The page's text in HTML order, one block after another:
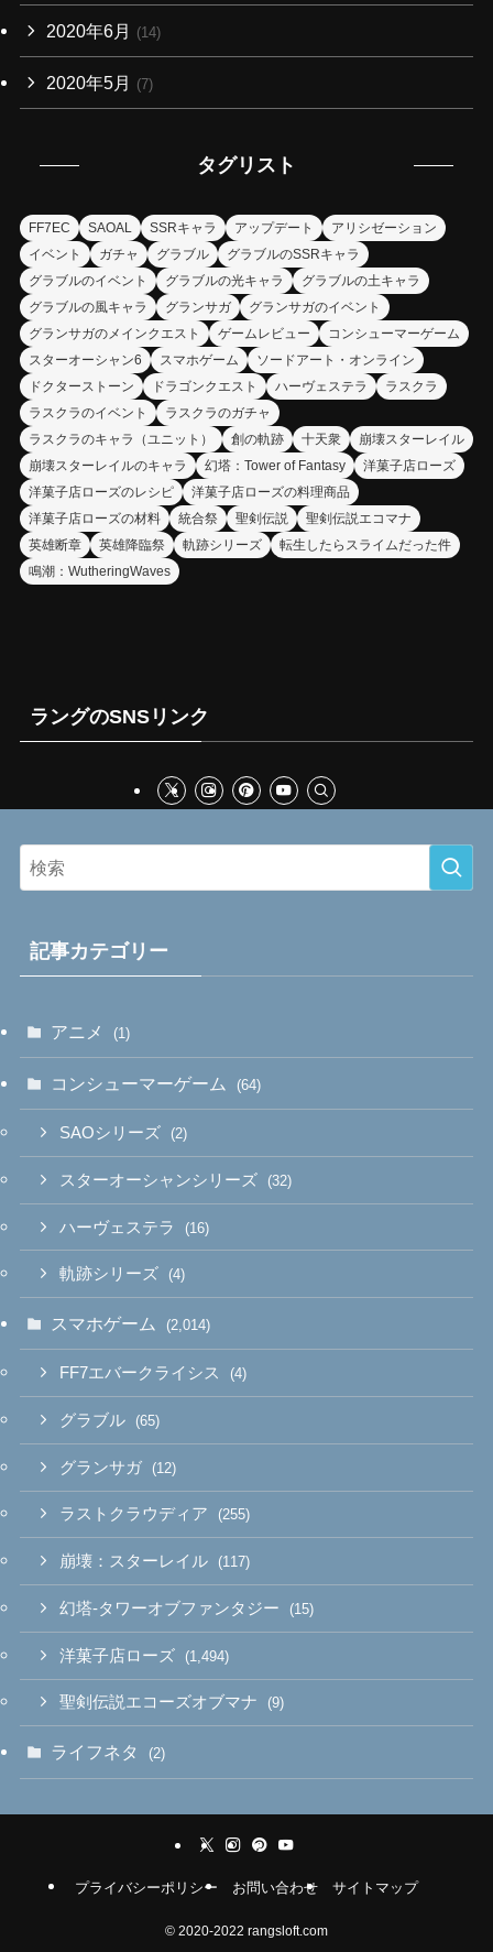
2020年6月 (14)
2020年5月 (7)
タグリスト
FF7EC SAOAL SSRキャラ アップデート
アリシゼーション
イベント
ガチャ グラブル
グラブルのSSRキャラ
グラブルのイベント
グラブルの光キャラ
グラブルの土キャラ
グラブルの風キャラ
グランサガ
グランサガのイベント
グランサガのメインクエスト
ゲームレビュー
コンシューマーゲーム
スターオーシャン6
スマホゲーム
ソードアート・オンライン
ドクターストーン
ドラゴンクエスト ハーヴェステラ
ラスクラ
ラスクラのイベント
ラスクラのガチャ
ラスクラのキャラ（ユニット）
創の軌跡 十天衆
崩壊スターレイル
崩壊スターレイルのキャラ
幻塔：Tower of Fantasy
洋菓子店ローズ
洋菓子店ローズのレシピ
洋菓子店ローズの料理商品
洋菓子店ローズの材料
統合祭 聖剣伝説
聖剣伝説エコマナ
英雄断章
英雄降臨祭 軌跡シリーズ
転生したらスライムだった件
鳴潮：WutheringWaves
ラングのSNSリンク
記事カテゴリー
アニメ (1)
コンシューマーゲーム (64)
SAOシリーズ (2)
スターオーシャンシリーズ (32)
ハーヴェステラ (16)
軌跡シリーズ (4)
スマホゲーム (2,014)
FF7エバークライシス (4)
グラブル (65)
グランサガ (12)
ラストクラウディア (255)
崩壊：スターレイル (117)
幻塔-タワーオブファンタジー (15)
洋菓子店ローズ (1,494)
聖剣伝説エコーズオブマナ (9)
ライフネタ (2)
プライバシーポリシー お問い合わせ サイトマップ
© 2020-2022 rangsloft.com